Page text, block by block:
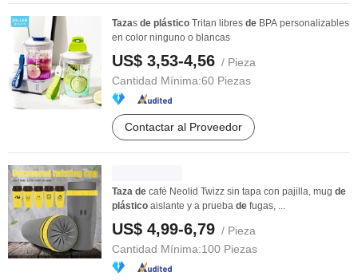
Tazas de plástico Tritan libres de BPA personalizables
en color ninguno o blancas
US$ 3,53-4,56 / Pieza
Cantidad Mínima:60 Piezas
Contactar al Proveedor
Taza de café Neolid Twizz sin tapa con pajilla, mug de
plástico aislante y a prueba de fugas, ...
US$ 4,99-6,79 / Pieza
Cantidad Mínima:100 Piezas